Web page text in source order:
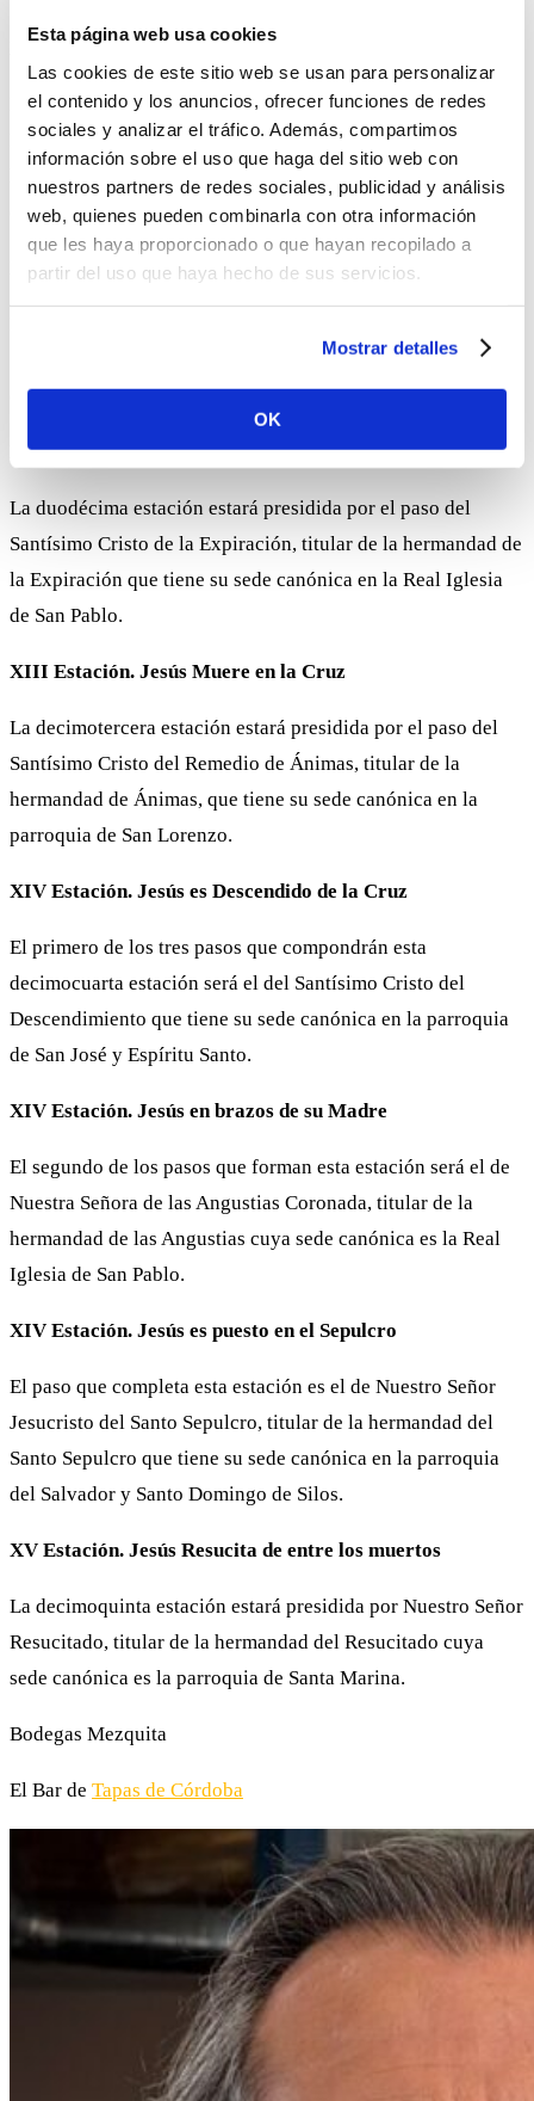
Esta página web usa cookies
Las cookies de este sitio web se usan para personalizar
el contenido y los anuncios, ofrecer funciones de redes
sociales y analizar el tráfico. Además, compartimos
información sobre el uso que haga del sitio web con
nuestros partners de redes sociales, publicidad y análisis
web, quienes pueden combinarla con otra información
que les haya proporcionado o que hayan recopilado a
partir del uso que haya hecho de sus servicios.
Mostrar detalles
OK
X Estación. Jesús llega al Gólgota para ser crucificado
La décima estación estará presidida por el paso de Nuestro
Padre Jesús de la Humildad y Paciencia, titular de la
hermandad de la Paz cuya sede canónica es la iglesia
conventual del Santo Ángel.
XI Estación. Jesús promete su Reino al Buen Ladrón
Santísimo Cristo del Amor, titular de la hermandad del Amor
cuya sede canónica es la parroquia de Jesús Divino Obrero
XII Estación. Jesús en la Cruz, su Madre y el Discípulo
La duodécima estación estará presidida por el paso del
Santísimo Cristo de la Expiración, titular de la hermandad de
la Expiración que tiene su sede canónica en la Real Iglesia
de San Pablo.
XIII Estación. Jesús Muere en la Cruz
La decimotercera estación estará presidida por el paso del
Santísimo Cristo del Remedio de Ánimas, titular de la
hermandad de Ánimas, que tiene su sede canónica en la
parroquia de San Lorenzo.
XIV Estación. Jesús es Descendido de la Cruz
El primero de los tres pasos que compondrán esta
decimocuarta estación será el del Santísimo Cristo del
Descendimiento que tiene su sede canónica en la parroquia
de San José y Espíritu Santo.
XIV Estación. Jesús en brazos de su Madre
El segundo de los pasos que forman esta estación será el de
Nuestra Señora de las Angustias Coronada, titular de la
hermandad de las Angustias cuya sede canónica es la Real
Iglesia de San Pablo.
XIV Estación. Jesús es puesto en el Sepulcro
El paso que completa esta estación es el de Nuestro Señor
Jesucristo del Santo Sepulcro, titular de la hermandad del
Santo Sepulcro que tiene su sede canónica en la parroquia
del Salvador y Santo Domingo de Silos.
XV Estación. Jesús Resucita de entre los muertos
La decimoquinta estación estará presidida por Nuestro Señor
Resucitado, titular de la hermandad del Resucitado cuya
sede canónica es la parroquia de Santa Marina.
Bodegas Mezquita
El Bar de Tapas de Córdoba